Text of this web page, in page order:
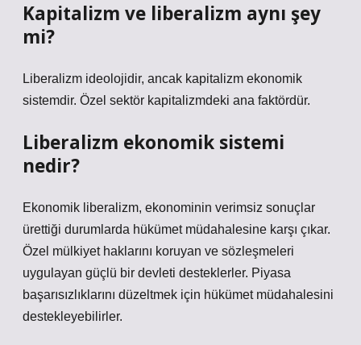
Kapitalizm ve liberalizm aynı şey
mi?
Liberalizm ideolojidir, ancak kapitalizm ekonomik
sistemdir. Özel sektör kapitalizmdeki ana faktördür.
Liberalizm ekonomik sistemi
nedir?
Ekonomik liberalizm, ekonominin verimsiz sonuçlar
ürettiği durumlarda hükümet müdahalesine karşı çıkar.
Özel mülkiyet haklarını koruyan ve sözleşmeleri
uygulayan güçlü bir devleti desteklerler. Piyasa
başarısızlıklarını düzeltmek için hükümet müdahalesini
destekleyebilirler.